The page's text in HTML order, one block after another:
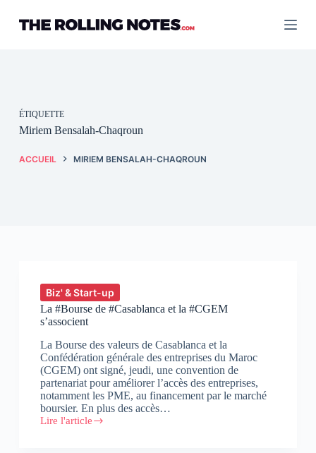
contenu
ÉTIQUETTE
Miriem Bensalah-Chaqroun
ACCUEIL MIRIEM BENSALAH-CHAQROUN
Biz' & Start-up
La #Bourse de #Casablanca et la #CGEM
s’associent
La Bourse des valeurs de Casablanca et la
Confédération générale des entreprises du Maroc
(CGEM) ont signé, jeudi, une convention de
partenariat pour améliorer l’accès des entreprises,
notamment les PME, au financement par le marché
boursier. En plus des accès…
Lire l'article
La